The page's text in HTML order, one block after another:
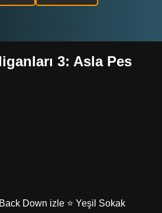
3: Asla Pes
Down izle ⭐ Yeşil Sokak